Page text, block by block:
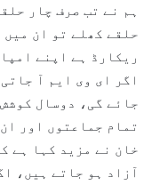
ہم نے تب صرف چار
حلقے کھلے تو ان
ریکارڈ ہے اپنے
جائے گی، دوسال
تمام جماعتوں اور
خان نے مزید کہا ہے
آزاد ہو جاتے ہیں،